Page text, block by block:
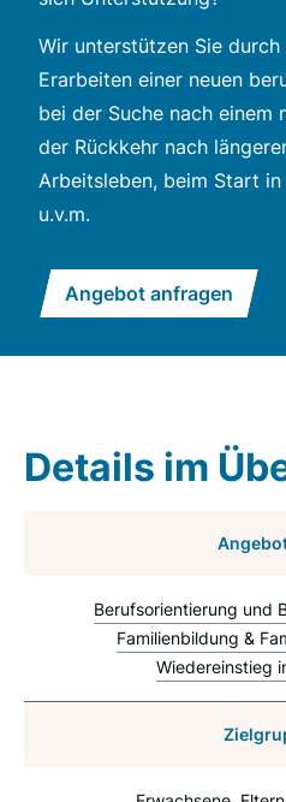
Wir unterstützen Sie durch
Erarbeiten einer neuen
bei der Suche nach einem
der Rückkehr nach
Arbeitsleben, beim Start
u.v.m.
Angebot anfragen
Details im
Berufsorientierung und
Familienbildung &
Wiedereinstieg